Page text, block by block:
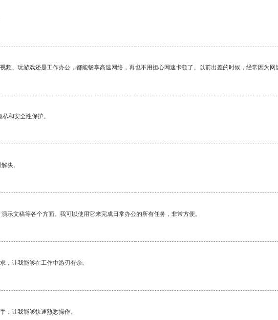
频、玩游戏还是工作办公，都能畅享高速网络，再也不用担心网速卡顿了。以前出差的时候，经常因为
和安全性保护。
决。
示文稿等各个方面。我可以使用它来完成日常办公的所有任务，非常方便。
，让我能够在工作中游刃有余。
，让我能够快速熟悉操作。